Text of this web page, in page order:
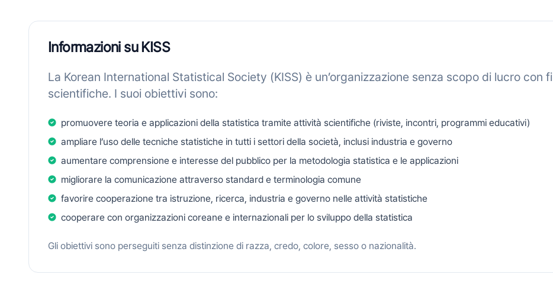
Informazioni su KISS
La Korean International Statistical Society (KISS) è un’organizzazione senza scopo di lucro
scientifiche. I suoi obiettivi sono:
promuovere teoria e applicazioni della statistica tramite attività scientifiche (riviste, incontri, programmi educativi)
ampliare l’uso delle tecniche statistiche in tutti i settori della società, inclusi industria e governo
aumentare comprensione e interesse del pubblico per la metodologia statistica e le applicazioni
migliorare la comunicazione attraverso standard e terminologia comune
favorire cooperazione tra istruzione, ricerca, industria e governo nelle attività statistiche
cooperare con organizzazioni coreane e internazionali per lo sviluppo della statistica
Gli obiettivi sono perseguiti senza distinzione di razza, credo, colore, sesso o nazionalità.